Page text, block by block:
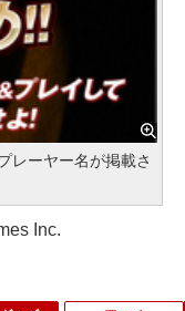
レーヤー名が掲載さ
Inc.